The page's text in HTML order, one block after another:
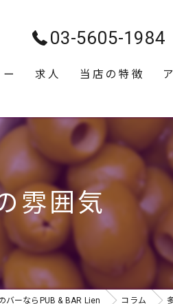
03-5605-1984
求人 当店の特徴
スナック
2次会
貸切
カラオケ
雰囲気
バーならPUB & BAR Lien コラム